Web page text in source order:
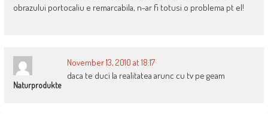
obrazului portocaliu e remarcabila, n-ar fi totusi o problema pt el!
Naturprodukte
November 13, 2010 at 18:17
daca te duci la realitatea arunc cu tv pe geam